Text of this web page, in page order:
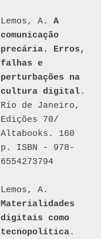
Lemos, A. A
comunicação
precária. Erros,
falhas e
perturbações na
cultura digital.
Rio de Janeiro,
Edições 70/
Altabooks. 160
p. ISBN - 978-
6554273794
Materialidades
digitais como
tecnopolítica.